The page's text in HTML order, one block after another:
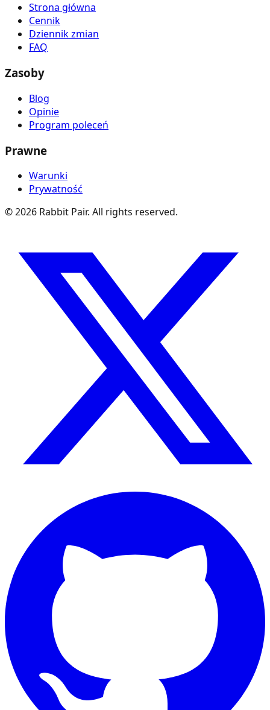
Strona główna
Cennik
Dziennik zmian
FAQ
Zasoby
Blog
Opinie
Program poleceń
Prawne
Warunki
Prywatność
©2026 Rabbit Pair. All rights reserved.